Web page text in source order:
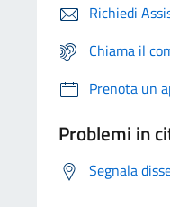
Richiedi
Chiama il
Prenota un
Problemi in
Segnala